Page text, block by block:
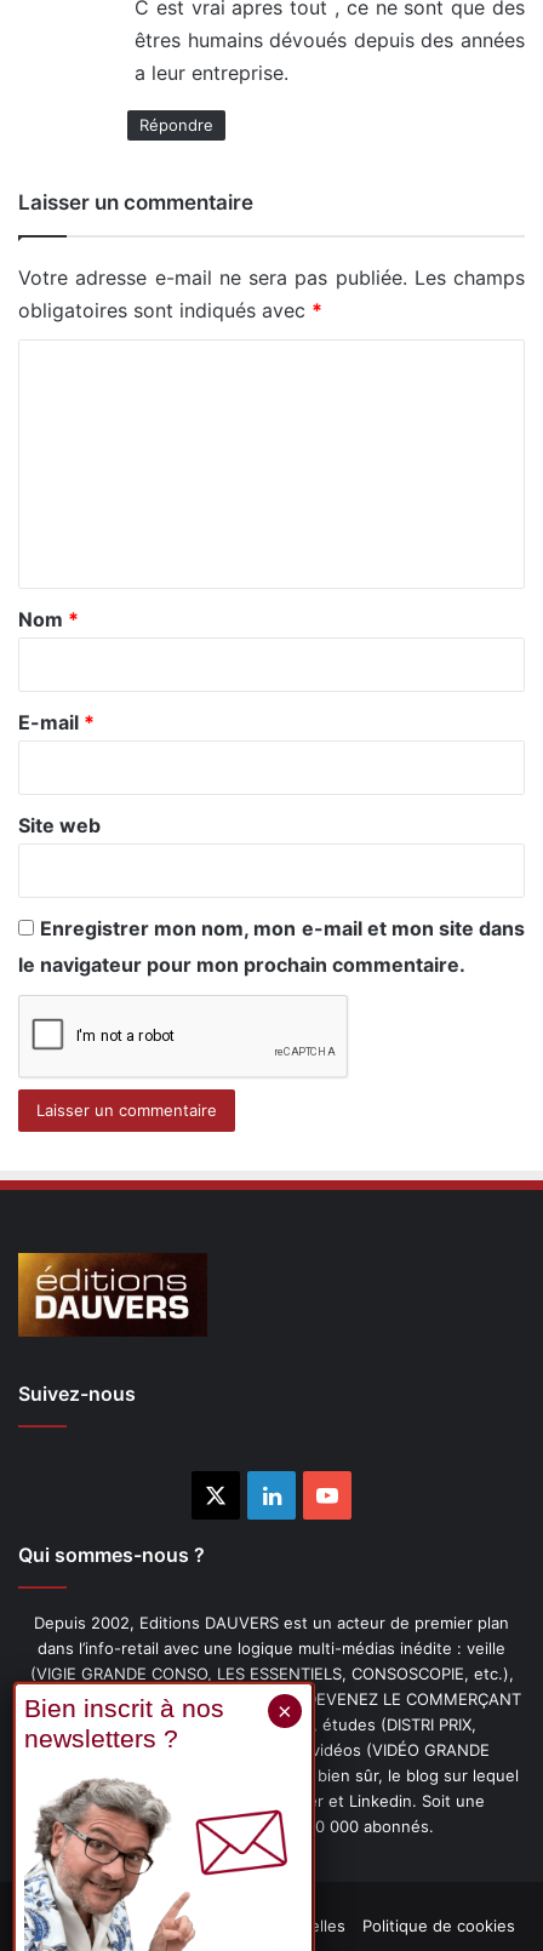
C est vrai apres tout , ce ne sont que des
êtres humains dévoués depuis des années
a leur entreprise.
Répondre
Laisser un commentaire
Votre adresse e-mail ne sera pas publiée. Les champs
obligatoires sont indiqués avec *
a
r
e
Nom *
E-mail *
Site web
Enregistrer mon nom, mon e-mail et mon site dans
le navigateur pour mon prochain commentaire.
Suivez-nous
LinkedinYouTube
Qui sommes-nous ?
Depuis 2002, Editions DAUVERS est un acteur de premier plan
dans l’info-retail avec une logique multi-médias inédite : veille
(VIGIE GRANDE CONSO, LES ESSENTIELS, CONSOSCOPIE, etc.),
livres (PENSER-CLIENT, IMAGE-PRIX, DEVENEZ LE COMMERÇANT
PRÉFÉRÉ DE VOS CLIENTS, etc.), études (DISTRI PRIX,
PROMOFLASH, DRIVE INSIGHTS), vidéos (VIDÉO GRANDE
CONSO), podcasts (CAFÉ CONSO) et, bien sûr, le blog sur lequel
vous êtes, ainsi que les fils Twitter et Linkedin. Soit une
communauté de plus de 150 000 abonnés.
Mentions légales Données personnelles Politique de cookies